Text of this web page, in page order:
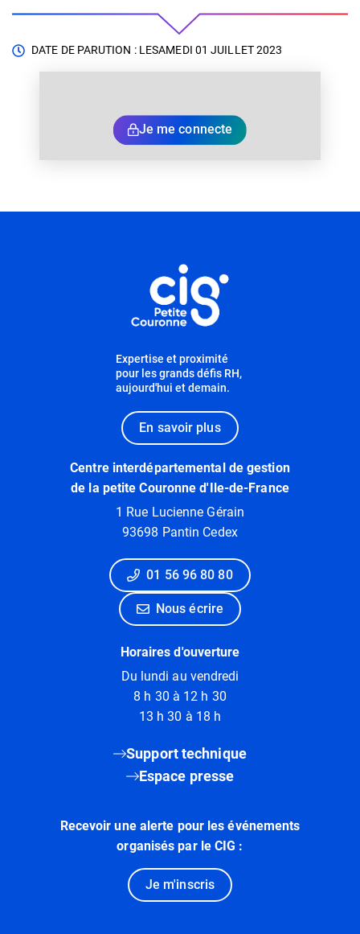
DATE DE PARUTION : LESAMEDI 01 JUILLET 2023
Je me connecte
Expertise et proximité
pour les grands défis RH,
aujourd'hui et demain.
En savoir plus
Centre interdépartemental de gestion
de la petite Couronne d'Ile-de-France
1 Rue Lucienne Gérain
93698 Pantin Cedex
01 56 96 80 80
Nous écrire
Horaires d'ouverture
Du lundi au vendredi
8 h 30 à 12 h 30
13 h 30 à 18 h
Support technique
Espace presse
Recevoir une alerte pour les événements
organisés par le CIG :
Je m'inscris